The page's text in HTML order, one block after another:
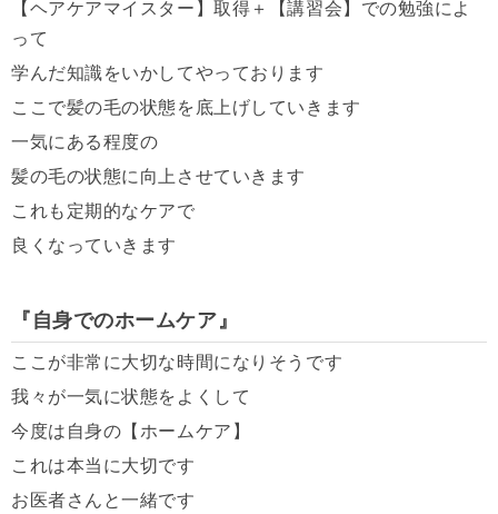
【ヘアケアマイスター】取得＋【講習会】での勉強によ
って
学んだ知識をいかしてやっております
ここで髪の毛の状態を底上げしていきます
一気にある程度の
髪の毛の状態に向上させていきます
これも定期的なケアで
良くなっていきます
『自身でのホームケア』
ここが非常に大切な時間になりそうです
我々が一気に状態をよくして
今度は自身の【ホームケア】
これは本当に大切です
お医者さんと一緒です